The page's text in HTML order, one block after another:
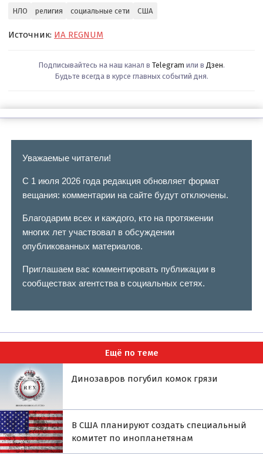
НЛО религия социальные сети США
Источник: ИА REGNUM
Подписывайтесь на наш канал в Telegram или в Дзен.
Будьте всегда в курсе главных событий дня.
Уважаемые читатели!
С 1 июля 2026 года редакция обновляет формат
вещания: комментарии на сайте будут отключены.
Благодарим всех и каждого, кто на протяжении
многих лет участвовал в обсуждении
опубликованных материалов.
Приглашаем вас комментировать публикации в
сообществах агентства в социальных сетях.
Ещё по теме
Динозавров погубил комок грязи
В США планируют создать специальный
комитет по инопланетянам